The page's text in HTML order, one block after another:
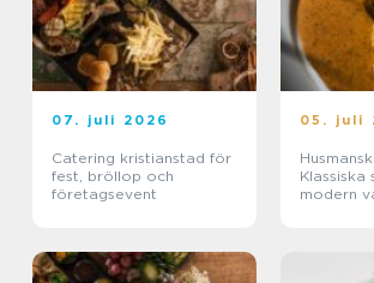
07. juli 2026
Catering kristianstad för
fest, bröllop och
företagsevent
05. juli
Klassiska
modern